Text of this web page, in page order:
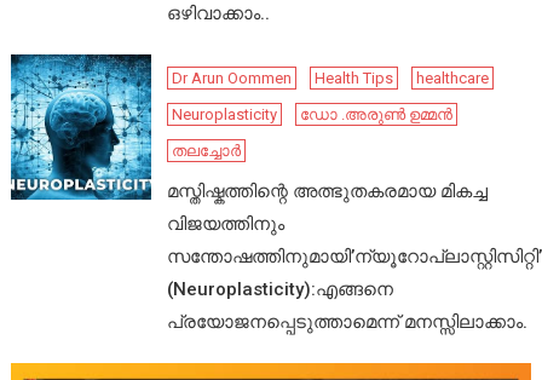
ഒഴിവാക്കാം..
Dr Arun Oommen Health Tips
healthcare
Neuroplasticity
ഡോ .അരുൺ ഉമ്മൻ
തലച്ചോർ
മസ്തിഷ്കത്തിന്റെ അത്ഭുതകരമായ മികച്ച
വിജയത്തിനും
സന്തോഷത്തിനുമായി’ന്യൂറോപ്ലാസ്റ്റിസിറ്റി’
(Neuroplasticity):എങ്ങനെ
പ്രയോജനപ്പെടുത്താമെന്ന് മനസ്സിലാക്കാം.